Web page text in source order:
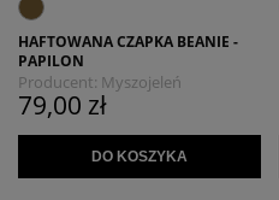
HAFTOWANA CZAPKA BEANIE -
PAPILON
Producent: Myszojeleń
79,00 zł
DO KOSZYKA